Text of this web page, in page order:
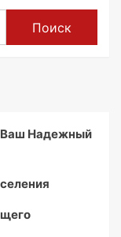
Поиск
Надежный